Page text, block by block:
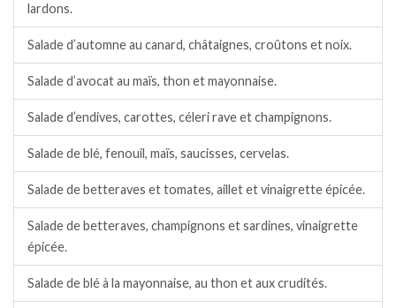
lardons.
Salade d’automne au canard, châtaignes, croûtons et noix.
Salade d’avocat au maïs, thon et mayonnaise.
Salade d’endives, carottes, céleri rave et champignons.
Salade de blé, fenouil, maïs, saucisses, cervelas.
Salade de betteraves et tomates, aillet et vinaigrette épicée.
Salade de betteraves, champignons et sardines, vinaigrette
épicée.
Salade de blé à la mayonnaise, au thon et aux crudités.